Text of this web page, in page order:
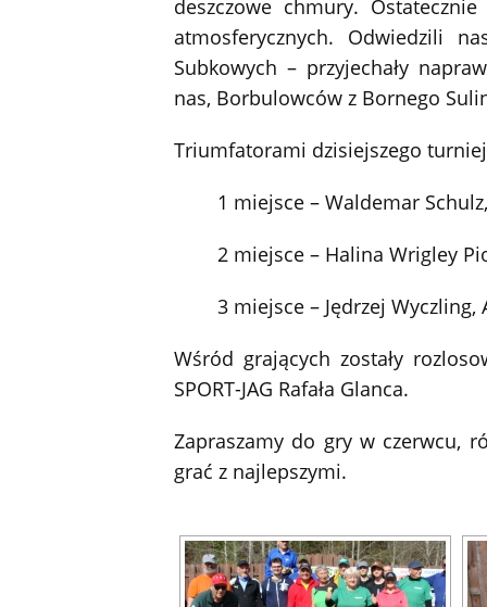
deszczowe chmury.
atmosferycznych. Odwiedzili
Subkowych – przyjechały
nas, Borbulowców z Bornego
Triumfatorami dzisiejszego
1 miejsce – Waldemar
2 miejsce – Halina Wrigley
3 miejsce – Jędrzej
Wśród grających zostały
SPORT-JAG Rafała Glanca.
Zapraszamy do gry w czerwcu,
grać z najlepszymi.